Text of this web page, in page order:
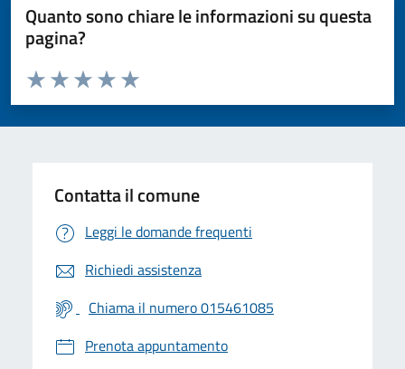
Quanto sono chiare le informazioni su questa
pagina?
Valuta da 1 a 5 stelle la pagina
Valuta 5 stelle su 5
Valuta 4 stelle su 5
Valuta 3 stelle su 5
Valuta 2 stelle su 5
Valuta 1 stelle su 5
Contatta il comune
Leggi le domande frequenti
Richiedi assistenza
Chiama il numero 015461085
Prenota appuntamento